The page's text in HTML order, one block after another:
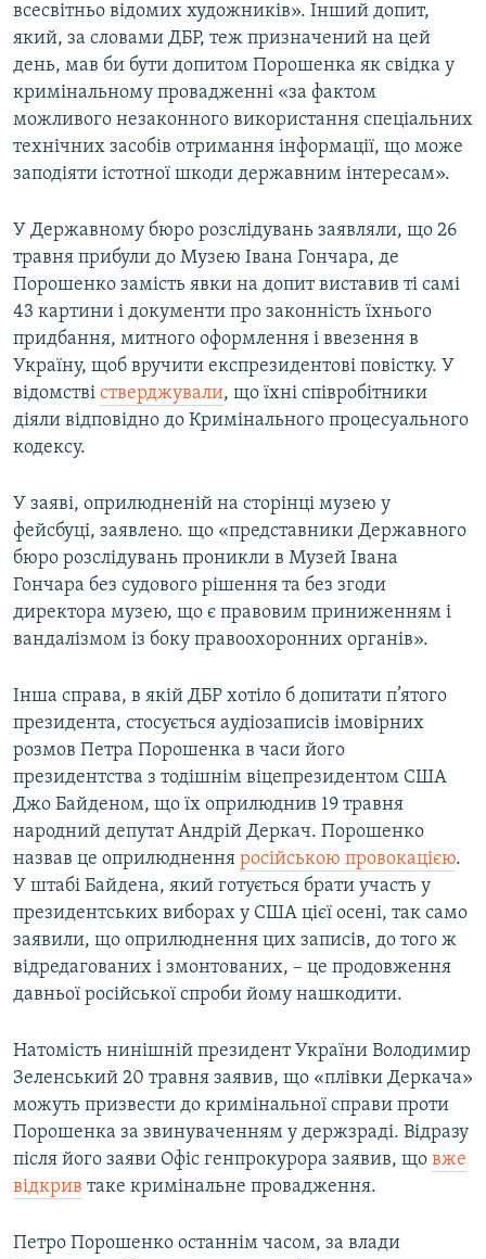
всесвітньо відомих художників». Інший допит,
який, за словами ДБР, теж призначений на цей
день, мав би бути допитом Порошенка як свідка у
кримінальному провадженні «за фактом
можливого незаконного використання спеціальних
технічних засобів отримання інформації, що може
заподіяти істотної шкоди державним інтересам».
У Державному бюро розслідувань заявляли, що 26
травня прибули до Музею Івана Гончара, де
Порошенко замість явки на допит виставив ті самі
43 картини і документи про законність їхнього
придбання, митного оформлення і ввезення в
Україну, щоб вручити експрезидентові повістку. У
відомстві стверджували, що їхні співробітники
діяли відповідно до Кримінального процесуального
кодексу.
У заяві, оприлюдненій на сторінці музею у
фейсбуці, заявлено. що «представники Державного
бюро розслідувань проникли в Музей Івана
Гончара без судового рішення та без згоди
директора музею, що є правовим приниженням і
вандалізмом із боку правоохоронних органів».
Інша справа, в якій ДБР хотіло б допитати п’ятого
президента, стосується аудіозаписів імовірних
розмов Петра Порошенка в часи його
президентства з тодішнім віцепрезидентом США
Джо Байденом, що їх оприлюднив 19 травня
народний депутат Андрій Деркач. Порошенко
назвав це оприлюднення російською провокацією.
У штабі Байдена, який готується брати участь у
президентських виборах у США цієї осені, так само
заявили, що оприлюднення цих записів, до того ж
відредагованих і змонтованих, – це продовження
давньої російської спроби йому нашкодити.
Натомість нинішній президент України Володимир
Зеленський 20 травня заявив, що «плівки Деркача»
можуть призвести до кримінальної справи проти
Порошенка за звинуваченням у держзраді. Відразу
після його заяви Офіс генпрокурора заявив, що вже
відкрив таке кримінальне провадження.
Петро Порошенко останнім часом, за влади